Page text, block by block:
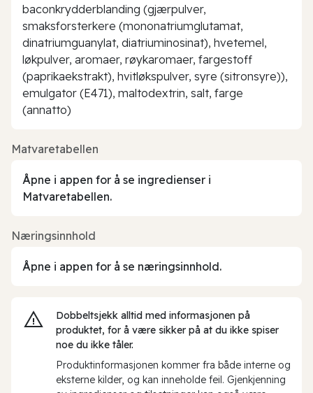
baconkrydderblanding (gjærpulver,
smaksforsterkere (mononatriumglutamat,
dinatriumguanylat, diatriuminosinat), hvetemel,
løkpulver, aromaer, røykaromaer, fargestoff
(paprikaekstrakt), hvitløkspulver, syre (sitronsyre)),
emulgator (E471), maltodextrin, salt, farge
(annatto)
Matvaretabellen
Åpne i appen for å se ingredienser i
Matvaretabellen.
Næringsinnhold
Åpne i appen for å se næringsinnhold.
Dobbeltsjekk alltid med informasjonen på
produktet, for å være sikker på at du ikke spiser
noe du ikke tåler.
Produktinformasjonen kommer fra både interne og
eksterne kilder, og kan inneholde feil. Gjenkjenning